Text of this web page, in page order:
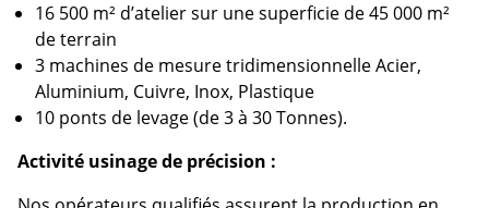
16 500 m² d’atelier sur une superficie de 45 000 m²
de terrain
3 machines de mesure tridimensionnelle Acier,
Aluminium, Cuivre, Inox, Plastique
10 ponts de levage (de 3 à 30 Tonnes).
Activité usinage de précision :